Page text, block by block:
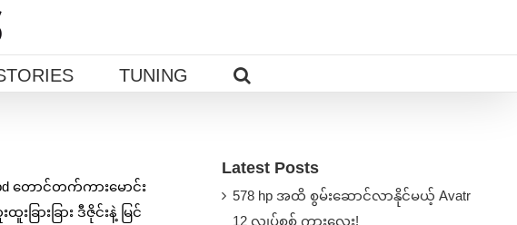
TUNING
တောင်တက်ကားမောင်း
ားခြား ဒီဇိုင်းနဲ့ မြင်
Latest Posts
578 hp အထိ စွမ်းဆောင်လာနိုင်မယ့် Avatr
12 လျှပ်စစ် ကားလေး!